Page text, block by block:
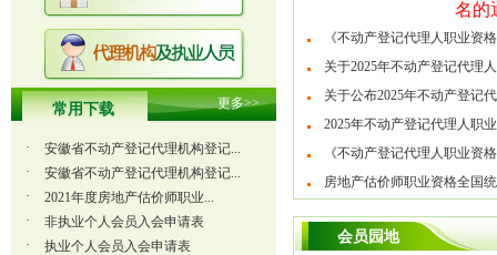
常用下载 更多>>
·
安徽省不动产登记代理机构登记...
·
安徽省不动产登记代理机构登记...
·
2021年度房地产估价师职业...
·
非执业个人会员入会申请表
·
执业个人会员入会申请表
名的
《不动产登记代理人职业资
关于2025年不动产登记代理
关于公布2025年不动产登记
2025年不动产登记代理人职
《不动产登记代理人职业资
房地产估价师职业资格全国
会员园地